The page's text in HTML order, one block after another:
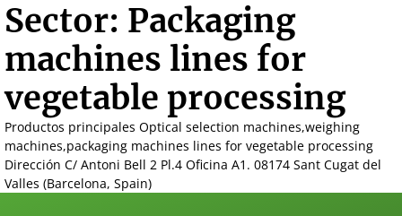
Sector: Packaging
machines lines for
vegetable processing
Productos principales Optical selection machines,weighing
machines,packaging machines lines for vegetable processing
Dirección C/ Antoni Bell 2 Pl.4 Oficina A1. 08174 Sant Cugat del
Valles (Barcelona, Spain)